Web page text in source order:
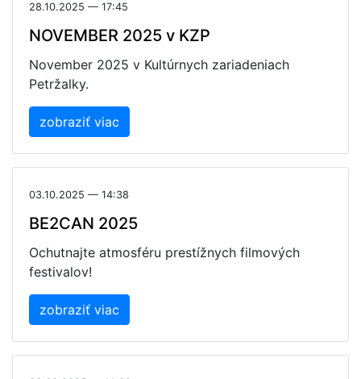
28.10.2025 — 17:45
NOVEMBER 2025 v KZP
November 2025 v Kultúrnych zariadeniach
Petržalky.
zobraziť viac
03.10.2025 — 14:38
BE2CAN 2025
Ochutnajte atmosféru prestížnych filmových
festivalov!
zobraziť viac